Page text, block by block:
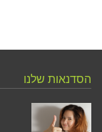
הסדנאות שלנו